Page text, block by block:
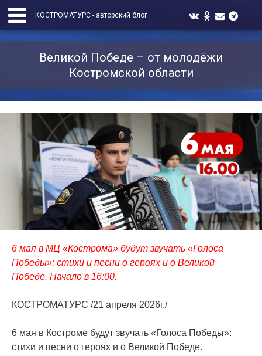
КОСТРОМАТУРС - авторский блог
Великой Победе – от молодёжи
Костромской области
6 мая в МЦ «Кострома» будут звучать «Голоса
Победы»: стихи и песни о героях и о Великой
Победе. Начало в 16:00.
КОСТРОМАТУРС /21 апреля 2026г./
6 мая в Костроме будут звучать «Голоса Победы»:
стихи и песни о героях и о Великой Победе.